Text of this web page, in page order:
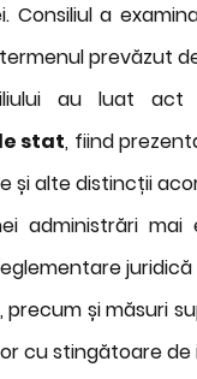
Consiliul a
prevăzut
au luat
stat, fiind
și alte distincții
administrări mai
precum și măsuri
cu stingătoare de